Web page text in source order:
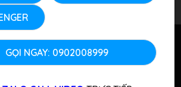
GỌI NGAY: 0902008999